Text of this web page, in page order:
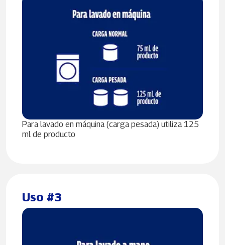
Para lavado en máquina (carga pesada) utiliza 125
ml de producto
Uso #3